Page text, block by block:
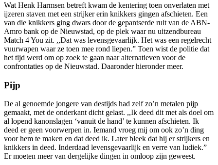
Wat Henk Harmsen betreft kwam de kentering toen onverlaten met
ijzeren staven met een strijker erin knikkers gingen afschieten. Een
van die knikkers ging dwars door de gepantserde ruit van de ABN-
Amro bank op de Nieuwstad, op de plek waar nu uitzendbureau
Match 4 You zit. ,,Dat was levensgevaarlijk. Het was een regelrecht
vuurwapen waar ze toen mee rond liepen.” Toen wist de politie dat
het tijd werd om op zoek te gaan naar alternatieven voor de
confrontaties op de Nieuwstad. Daaronder hieronder meer.
Pijp
De al genoemde jongere van destijds had zelf zo’n metalen pijp
gemaakt, met de onderkant dicht gelast. ,,Ik deed dit met als doel om
al lopend kanonslagen ‘vanuit de hand’ te kunnen afschieten. Ik
deed er geen voorwerpen in. Iemand vroeg mij om ook zo’n ding
voor hem te maken en dat deed ik. Later bleek dat hij er strijkers en
knikkers in deed. Inderdaad levensgevaarlijk en verre van ludiek.”
Er moeten meer van dergelijke dingen in omloop zijn geweest.